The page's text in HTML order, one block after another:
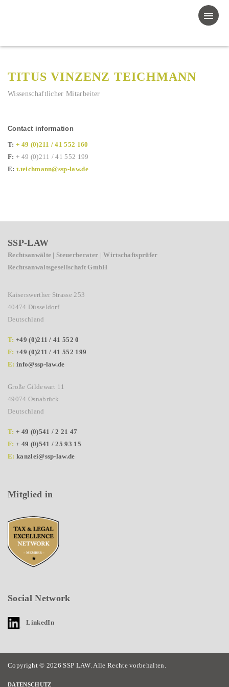
TITUS VINZENZ TEICHMANN
Wissenschaftlicher Mitarbeiter
Contact information
T: + 49 (0)211 / 41 552 160
F: + 49 (0)211 / 41 552 199
E: t.teichmann@ssp-law.de
SSP-LAW
Rechtsanwälte | Steuerberater | Wirtschaftsprüfer
Rechtsanwaltsgesellschaft GmbH
Kaiserswerther Strasse 253
40474 Düsseldorf
Deutschland
T: +49 (0)211 / 41 552 0
F: +49 (0)211 / 41 552 199
E: info@ssp-law.de
Große Gildewart 11
49074 Osnabrück
Deutschland
T: + 49 (0)541 / 2 21 47
F: + 49 (0)541 / 25 93 15
E: kanzlei@ssp-law.de
Mitglied in
Social Network
LinkedIn
Copyright © 2026 SSP LAW. Alle Rechte vorbehalten.
DATENSCHUTZ